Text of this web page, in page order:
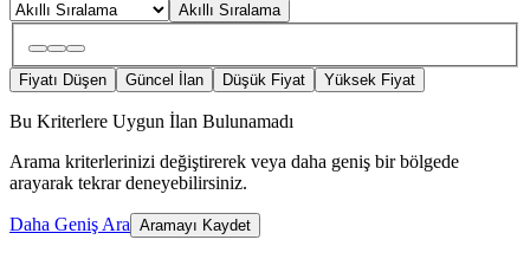
Akıllı Sıralama
Fiyatı Düşen Güncel İlan Düşük Fiyat Yüksek Fiyat
Bu Kriterlere Uygun İlan Bulunamadı
Arama kriterlerinizi değiştirerek veya daha geniş bir bölgede
arayarak tekrar deneyebilirsiniz.
Daha Geniş Ara Aramayı Kaydet